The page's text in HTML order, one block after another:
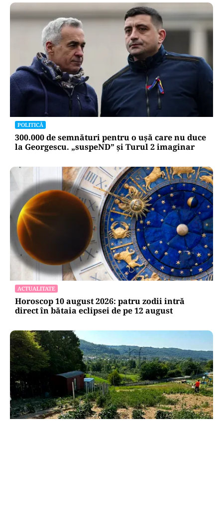
POLITICĂ
300.000 de semnături pentru o ușă care nu duce
la Georgescu. „suspeND” și Turul 2 imaginar
ACTUALITATE
Horoscop 10 august 2026: patru zodii intră
direct în bătaia eclipsei de pe 12 august